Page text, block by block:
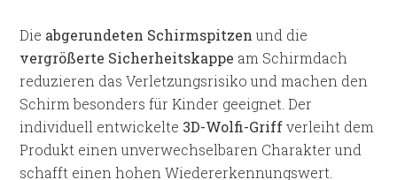
Die abgerundeten Schirmspitzen und die
vergrößerte Sicherheitskappe am Schirmdach
reduzieren das Verletzungsrisiko und machen den
Schirm besonders für Kinder geeignet. Der
individuell entwickelte 3D-Wolfi-Griffverleiht dem
Produkt einen unverwechselbaren Charakter und
schafft einen hohen Wiedererkennungswert.